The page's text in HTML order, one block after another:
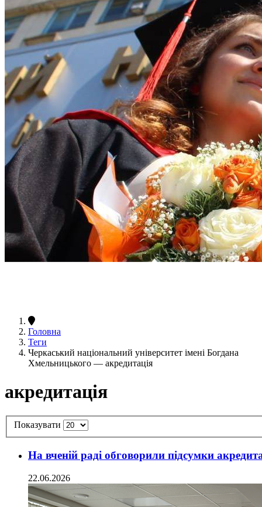
Головна
Теги
Черкаський національний університет імені Богдана
Хмельницького — акредитація
акредитація
Показувати
На вченій раді обговорили підсумки
22.06.2026